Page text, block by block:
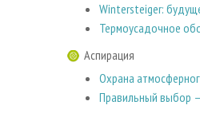
Wintersteiger:
Термоусадочное
Аспирация
Охрана
Правильный выбор